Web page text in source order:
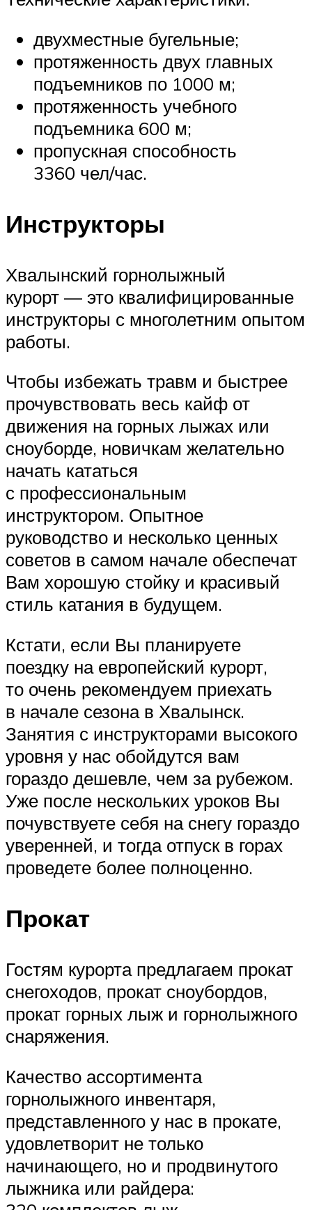
двухместные бугельные;
протяженность двух главных
подъемников по 1000 м;
протяженность учебного
подъемника 600 м;
пропускная способность
3360 чел/час.
Инструкторы
Хвалынский горнолыжный
курорт — это квалифицированные
инструкторы с многолетним опытом
работы.
Чтобы избежать травм и быстрее
прочувствовать весь кайф от
движения на горных лыжах или
сноуборде, новичкам желательно
начать кататься
с профессиональным
инструктором. Опытное
руководство и несколько ценных
советов в самом начале обеспечат
Вам хорошую стойку и красивый
стиль катания в будущем.
Кстати, если Вы планируете
поездку на европейский курорт,
то очень рекомендуем приехать
в начале сезона в Хвалынск.
Занятия с инструкторами высокого
уровня у нас обойдутся вам
гораздо дешевле, чем за рубежом.
Уже после нескольких уроков Вы
почувствуете себя на снегу гораздо
уверенней, и тогда отпуск в горах
проведете более полноценно.
Прокат
Гостям курорта предлагаем прокат
снегоходов, прокат сноубордов,
прокат горных лыж и горнолыжного
снаряжения.
Качество ассортимента
горнолыжного инвентаря,
представленного у нас в прокате,
удовлетворит не только
начинающего, но и продвинутого
лыжника или райдера: